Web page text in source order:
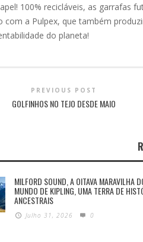
100% recicláveis, as garrafas
com a Pulpex, que também
do planeta!
PREVIOUS POST
GOLFINHOS NO TEJO DESDE MAIO
MILFORD SOUND, A OITAVA MARAVILHA
MUNDO DE KIPLING, UMA TERRA DE
ANCESTRAIS
Julho 31, 2026 0